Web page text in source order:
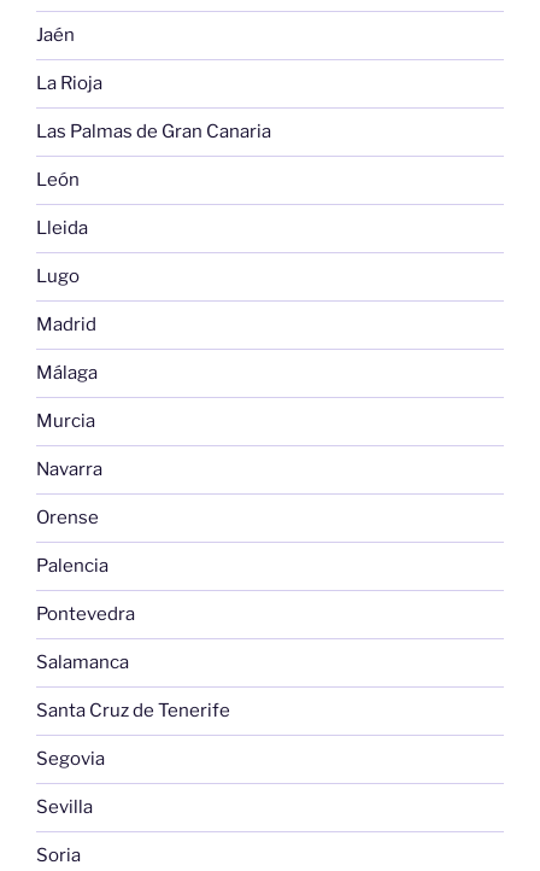
Jaén
La Rioja
Las Palmas de Gran Canaria
León
Lleida
Lugo
Madrid
Málaga
Murcia
Navarra
Orense
Palencia
Pontevedra
Salamanca
Santa Cruz de Tenerife
Segovia
Sevilla
Soria